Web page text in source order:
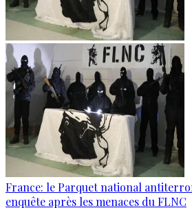
France: le Parquet national
enquête après les menaces du FLNC